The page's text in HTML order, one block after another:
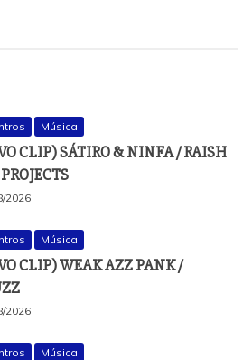
Música
CLIP) SÁTIRO & NINFA / RAISH
2026
Música
CLIP) WEAK AZZ PANK /
2026
Música